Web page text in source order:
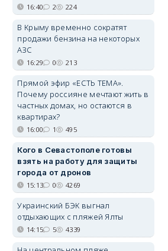
16:40 2 224
В Крыму временно сократят
продажи бензина на некоторых
АЗС
16:29 0 213
Прямой эфир «ЕСТЬ ТЕМА».
Почему россияне мечтают жить в
частных домах, но остаются в
квартирах?
16:00 1 495
Кого в Севастополе готовы
взять на работу для защиты
города от дронов
15:13 0 4269
Украинский БЭК выгнал
отдыхающих с пляжей Ялты
14:15 5 4339